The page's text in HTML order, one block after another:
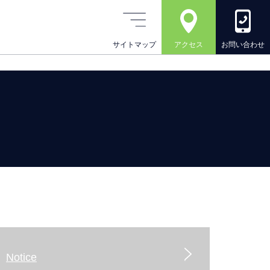
サイトマップ アクセス お問い合わせ
Notice